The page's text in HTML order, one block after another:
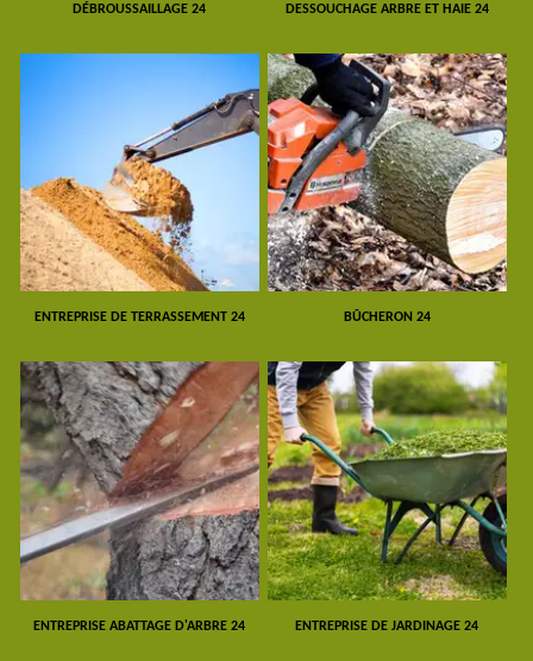
DÉBROUSSAILLAGE 24 DESSOUCHAGE ARBRE ET HAIE 24
ENTREPRISE DE TERRASSEMENT 24 BÛCHERON 24
ENTREPRISE ABATTAGE D'ARBRE 24 ENTREPRISE DE JARDINAGE 24